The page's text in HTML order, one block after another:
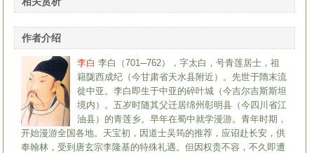
作者介绍
李白 李白（701─762），字太白，号青莲居士，祖
籍陇西成纪（今甘肃省天水县附近）。先世于隋末流
徙中亚。李白即生于中亚的碎叶城（今吉尔吉斯斯坦
境内）。五岁时随其父迁居绵州彰明县（今四川省江
油县）的青莲乡。早年在蜀中就学漫游。青年时期，
开始漫游全国各地。天宝初，因道士吴筠的推荐，应诏赴长安，供
奉翰林，受到唐玄宗李隆基的特殊礼遇。但因权贵不容，不久即遭